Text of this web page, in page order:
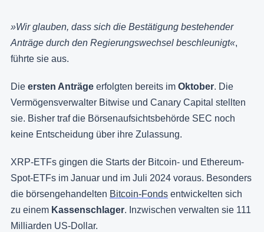
»Wir glauben, dass sich die Bestätigung bestehender
Anträge durch den Regierungswechsel beschleunigt«,
führte sie aus.
Die ersten Anträge erfolgten bereits im Oktober. Die
Vermögensverwalter Bitwise und Canary Capital stellten
sie. Bisher traf die Börsenaufsichtsbehörde SEC noch
keine Entscheidung über ihre Zulassung.
XRP-ETFs gingen die Starts der Bitcoin- und Ethereum-
Spot-ETFs im Januar und im Juli 2024 voraus. Besonders
die börsengehandelten Bitcoin-Fonds entwickelten sich
zu einem Kassenschlager. Inzwischen verwalten sie 111
Milliarden US-Dollar.